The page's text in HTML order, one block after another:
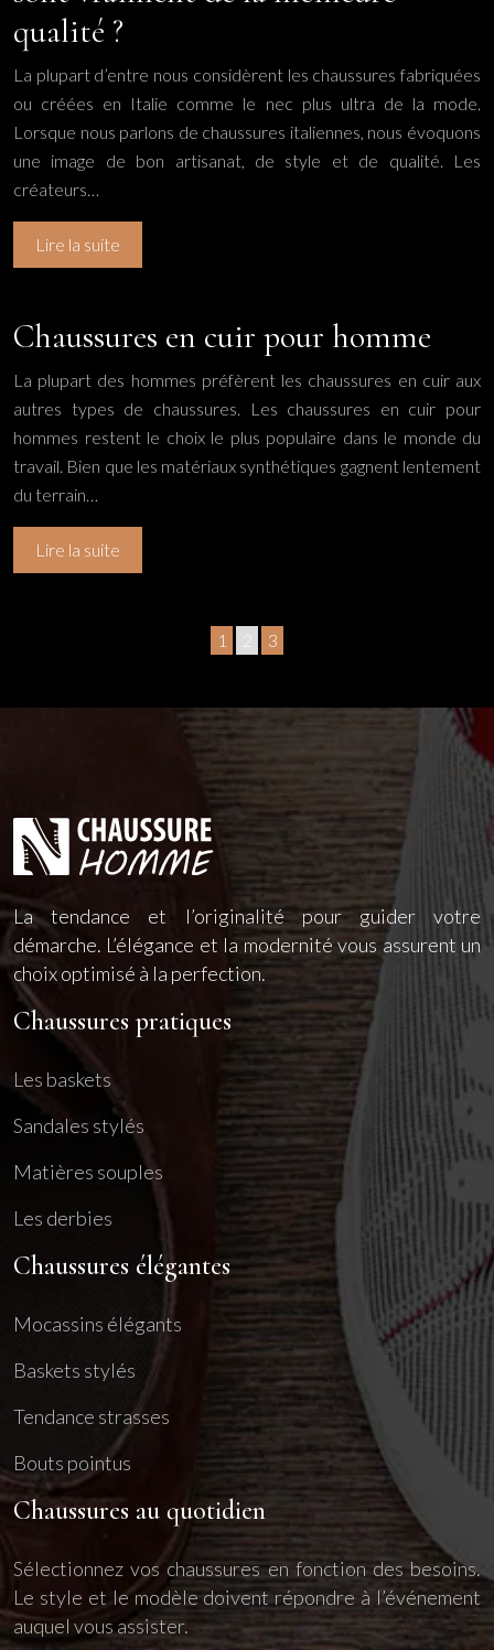
qualité ?
La plupart d’entre nous considèrent les chaussures fabriquées
ou créées en Italie comme le nec plus ultra de la mode.
Lorsque nous parlons de chaussures italiennes, nous évoquons
une image de bon artisanat, de style et de qualité. Les
créateurs…
Lire la suite
Chaussures en cuir pour homme
La plupart des hommes préfèrent les chaussures en cuir aux
autres types de chaussures. Les chaussures en cuir pour
hommes restent le choix le plus populaire dans le monde du
travail. Bien que les matériaux synthétiques gagnent lentement
du terrain…
Lire la suite
1 2 3
La tendance et l’originalité pour guider votre
démarche. L’élégance et la modernité vous assurent un
choix optimisé à la perfection.
Chaussures pratiques
Les baskets
Sandales stylés
Matières souples
Les derbies
Chaussures élégantes
Mocassins élégants
Baskets stylés
Tendance strasses
Bouts pointus
Chaussures au quotidien
Sélectionnez vos chaussures en fonction des besoins.
Le style et le modèle doivent répondre à l’événement
auquel vous assister.